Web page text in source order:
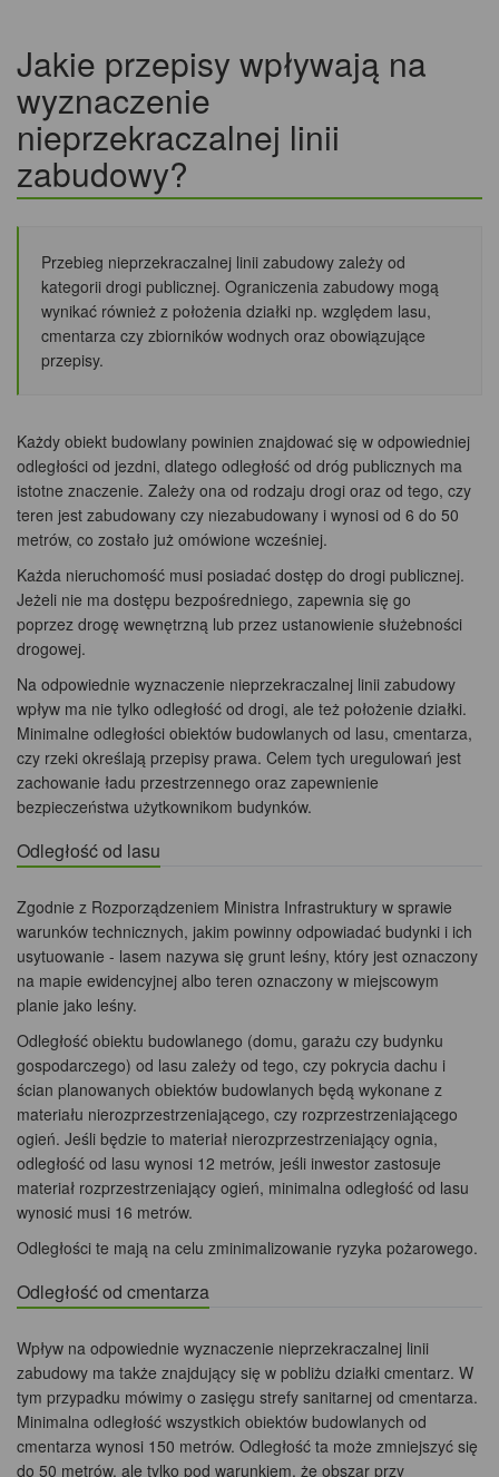
Jakie przepisy wpływają na
wyznaczenie
nieprzekraczalnej linii
zabudowy?
Przebieg nieprzekraczalnej linii zabudowy zależy od
kategorii drogi publicznej. Ograniczenia zabudowy mogą
wynikać również z położenia działki np. względem lasu,
cmentarza czy zbiorników wodnych oraz obowiązujące
przepisy.
Każdy obiekt budowlany powinien znajdować się w odpowiedniej
odległości od jezdni, dlatego odległość od dróg publicznych ma
istotne znaczenie. Zależy ona od rodzaju drogi oraz od tego, czy
teren jest zabudowany czy niezabudowany i wynosi od 6 do 50
metrów, co zostało już omówione wcześniej.
Każda nieruchomość musi posiadać dostęp do drogi publicznej.
Jeżeli nie ma dostępu bezpośredniego, zapewnia się go
poprzez drogę wewnętrzną lub przez ustanowienie służebności
drogowej.
Na odpowiednie wyznaczenie nieprzekraczalnej linii zabudowy
wpływ ma nie tylko odległość od drogi, ale też położenie działki.
Minimalne odległości obiektów budowlanych od lasu, cmentarza,
czy rzeki określają przepisy prawa. Celem tych uregulowań jest
zachowanie ładu przestrzennego oraz zapewnienie
bezpieczeństwa użytkownikom budynków.
Odległość od lasu
Zgodnie z Rozporządzeniem Ministra Infrastruktury w sprawie
warunków technicznych, jakim powinny odpowiadać budynki i ich
usytuowanie - lasem nazywa się grunt leśny, który jest oznaczony
na mapie ewidencyjnej albo teren oznaczony w miejscowym
planie jako leśny.
Odległość obiektu budowlanego (domu, garażu czy budynku
gospodarczego) od lasu zależy od tego, czy pokrycia dachu i
ścian planowanych obiektów budowlanych będą wykonane z
materiału nierozprzestrzeniającego, czy rozprzestrzeniającego
ogień. Jeśli będzie to materiał nierozprzestrzeniający ognia,
odległość od lasu wynosi 12 metrów, jeśli inwestor zastosuje
materiał rozprzestrzeniający ogień, minimalna odległość od lasu
wynosić musi 16 metrów.
Odległości te mają na celu zminimalizowanie ryzyka pożarowego.
Odległość od cmentarza
Wpływ na odpowiednie wyznaczenie nieprzekraczalnej linii
zabudowy ma także znajdujący się w pobliżu działki cmentarz. W
tym przypadku mówimy o zasięgu strefy sanitarnej od cmentarza.
Minimalna odległość wszystkich obiektów budowlanych od
cmentarza wynosi 150 metrów. Odległość ta może zmniejszyć się
do 50 metrów, ale tylko pod warunkiem, że obszar przy